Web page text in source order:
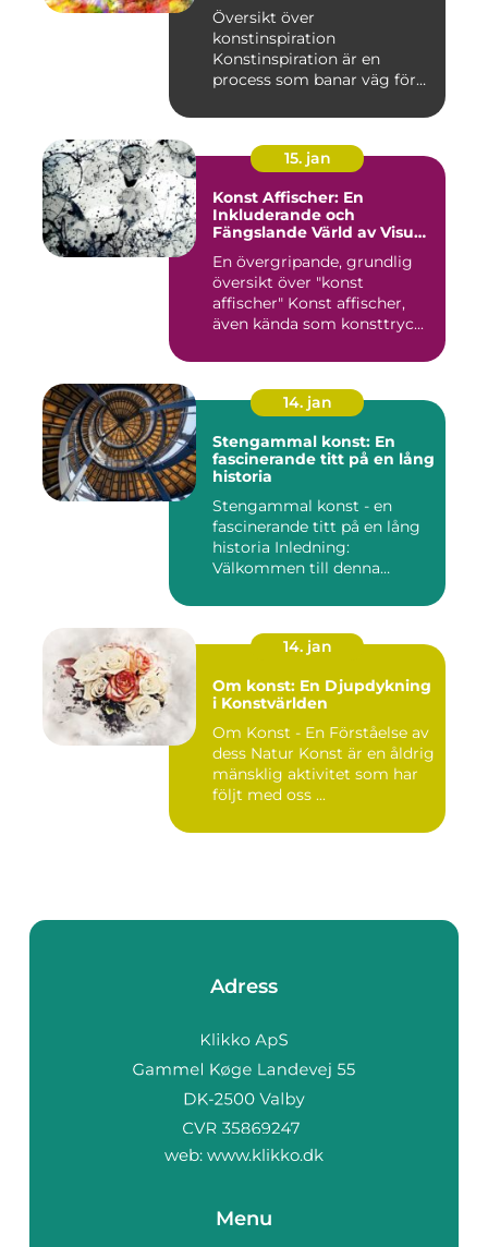
Översikt över
konstinspiration
Konstinspiration är en
process som banar väg för
15. jan
Konst Affischer: En
Inkluderande och
Fängslande Värld av Visuell
En övergripande, grundlig
översikt över "konst
affischer" Konst affischer,
även kända som konsttryc...
14. jan
Stengammal konst: En
fascinerande titt på en lång
historia
Stengammal konst - en
fascinerande titt på en lång
historia Inledning:
Välkommen till denna
14. jan
Om konst: En Djupdykning
i Konstvärlden
Om Konst - En Förståelse av
dess Natur Konst är en åldrig
mänsklig aktivitet som har
följt med oss ...
Adress
web: www.klikko.dk
Menu